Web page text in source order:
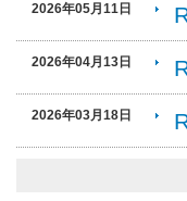
2026年05月11日
2026年04月13日
2026年03月18日